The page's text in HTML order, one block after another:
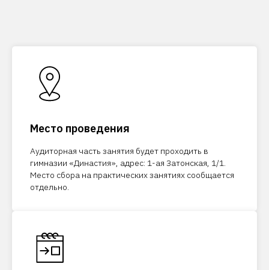
Место проведения
Аудиторная часть занятия будет проходить в
гимназии «Династия», адрес: 1-ая Затонская, 1/1.
Место сбора на практических занятиях сообщается
отдельно.